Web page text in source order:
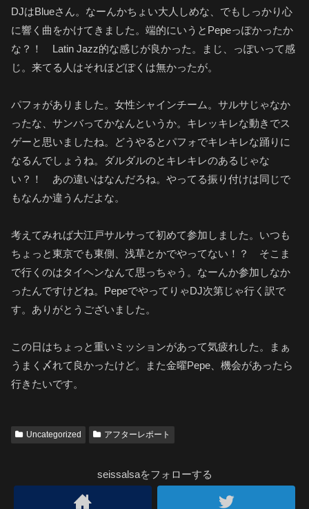
DJはBlueさん。なーんかちょい大人しめな、でもしっかり心
に響く曲をかけてきました。端的にいうとPepeっぽかったか
な？！ Latin Jazz的な感じが良かった。まじ、っぽいって感
じ。来てる人はそれほどぽくは無かったが。
パフォがありました。女性シャインチーム。サルサじゃなか
ったな、サンバってかなんというか。キレッキレな動きでス
ゲーと思いましたね。どうやるとパフォでキレキレな踊りに
なるんでしょうね。ダルダルのとキレキレのあるじゃな
い？！ あの違いはなんだろね。やってる振り付けは同じで
もなんか違うんだよな。
考えてみれば大江戸サルサって初めて参加しました。いつも
ちょっと東京でも東側、浅草とかでやってない！？ そこま
で行くのはタイヘンなんて思っちゃう。なーんか参加しなか
ったんですけどね。PepeでやってりゃDJ次第じゃ行く訳で
す。ありがとうございました。
この日はちょっと重いミッションがあって気疲れした。まぁ
うまく〆れて良かったけど。また金曜Pepe、機会があったら
行きたいです。
Uncategorized アフターレポート
seissalsaをフォローする